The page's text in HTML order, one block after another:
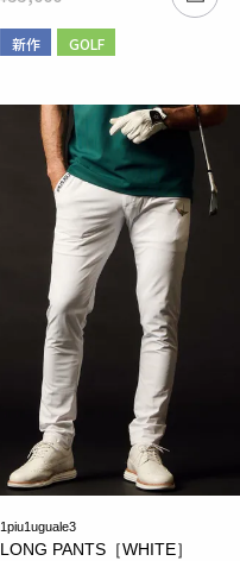
新作 GOLF
1piu1uguale3
LONG PANTS［WHITE］